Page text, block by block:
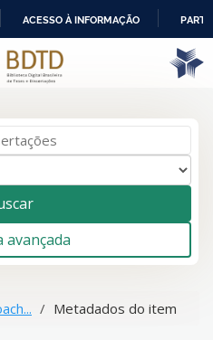
IR
PARA
ACESSO À INFORMAÇÃO
avançada
Metadados do item